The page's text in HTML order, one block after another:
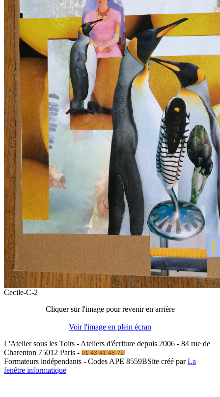
Cecile-C-2
Cliquer sur l'image pour revenir en arrière
Voir l'image en plein écran
L'Atelier sous les Toits - Ateliers d'écriture depuis 2006 - 84 rue de
Charenton 75012 Paris -
Formateurs indépendants - Codes APE 8559BSite créé parLa
fenêtre informatique